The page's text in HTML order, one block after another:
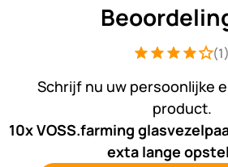
Beoordeling: 4
1 Bewertung(1)
Schrijf nu uw persoonlijke
product.
10x VOSS.farming
exta lange